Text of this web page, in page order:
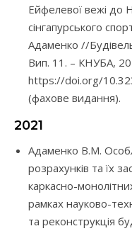
Ейфелевої вежі до
сінгапурського
Адаменко //
Вип. 11. – КНУБА,
https://doi.org/
(фахове видання).
2021
Адаменко В.М.
розрахунків та їх
каркасно-
рамках науково-
та реконструкція